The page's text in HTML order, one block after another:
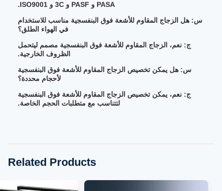
PASA و PASF و 3C و ISO9001.
س: هل الزجاج المقاوم للأشعة فوق البنفسجية مناسب للاستخدام
في الهواء الطلق؟
ج: نعم، الزجاج المقاوم للأشعة فوق البنفسجية مصمم ليتحمل
الظروف الخارجية.
س: هل يمكن تخصيص الزجاج المقاوم للأشعة فوق البنفسجية
لأحجام محددة؟
ج: نعم، يمكن تخصيص الزجاج المقاوم للأشعة فوق البنفسجية
لتتناسب مع متطلبات الحجم الخاصة.
Related Products